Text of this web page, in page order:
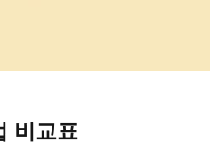
비교표